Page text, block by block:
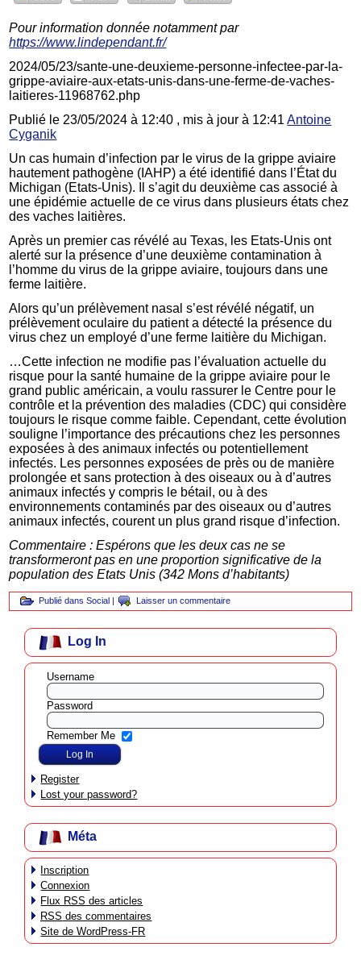
Pour information donnée notamment par
https://www.lindependant.fr/
2024/05/23/sante-une-deuxieme-personne-infectee-par-la-
grippe-aviaire-aux-etats-unis-dans-une-ferme-de-vaches-
laitieres-11968762.php
Publié le 23/05/2024 à 12:40 , mis à jour à 12:41Antoine
Cyganik
Un cas humain d’infection par le virus de la grippe aviaire
hautement pathogène (IAHP) a été identifié dans l’État du
Michigan (Etats-Unis). Il s’agit du deuxième cas associé à
une épidémie actuelle de ce virus dans plusieurs états chez
des vaches laitières.
Après un premier cas révélé au Texas, les Etats-Unis ont
alerté sur la présence d’une deuxième contamination à
l’homme du virus de la grippe aviaire, toujours dans une
ferme laitière.
Alors qu’un prélèvement nasal s’est révélé négatif, un
prélèvement oculaire du patient a détecté la présence du
virus chez un employé d’une ferme laitière du Michigan.
…Cette infection ne modifie pas l’évaluation actuelle du
risque pour la santé humaine de la grippe aviaire pour le
grand public américain, a voulu rassurer le Centre pour le
contrôle et la prévention des maladies (CDC) qui considère
toujours le risque comme faible. Cependant, cette évolution
souligne l’importance des précautions chez les personnes
exposées à des animaux infectés ou potentiellement
infectés. Les personnes exposées de près ou de manière
prolongée et sans protection à des oiseaux ou à d’autres
animaux infectés y compris le bétail, ou à des
environnements contaminés par des oiseaux ou d’autres
animaux infectés, courent un plus grand risque d’infection.
Commentaire : Espérons que les deux cas ne se
transformeront pas en une proportion significative de la
population des Etats Unis (342 Mons d’habitants)
Publié dans Social | Laisser un commentaire
Log In
Username
Password
Remember Me
Register
Lost your password?
Méta
Inscription
Connexion
Flux RSS des articles
RSS des commentaires
Site de WordPress-FR